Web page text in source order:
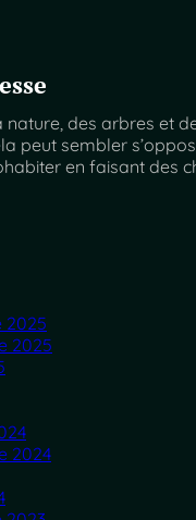
nature, des arbres et
peut sembler
en faisant des
2025
2025
2024